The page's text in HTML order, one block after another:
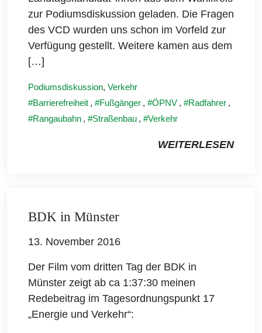
zur Podiumsdiskussion geladen. Die Fragen
des VCD wurden uns schon im Vorfeld zur
Verfügung gestellt. Weitere kamen aus dem
[…]
Podiumsdiskussion, Verkehr
Barrierefreiheit , Fußgänger , ÖPNV , Radfahrer ,
Rangaubahn , Straßenbau , Verkehr
WEITERLESEN
BDK in Münster
13. November 2016
Der Film vom dritten Tag der BDK in
Münster zeigt ab ca 1:37:30 meinen
Redebeitrag im Tagesordnungspunkt 17
„Energie und Verkehr“: